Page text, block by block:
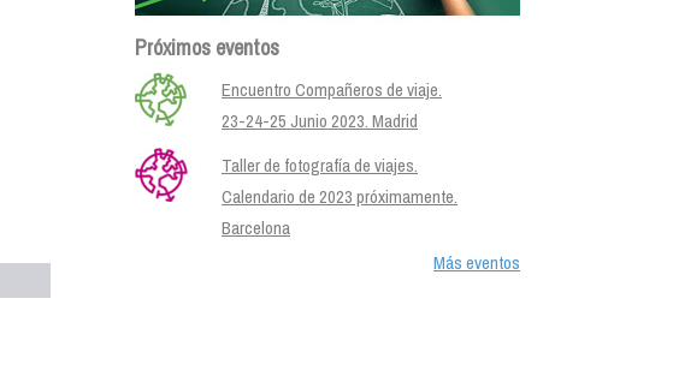
Próximos eventos
Encuentro Compañeros de viaje.
23-24-25 Junio 2023. Madrid
Taller de fotografía de viajes.
Calendario de 2023 próximamente.
Barcelona
Más eventos